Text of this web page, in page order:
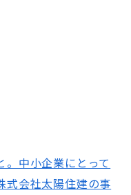
中小企業にとって
式会社太陽住建の事